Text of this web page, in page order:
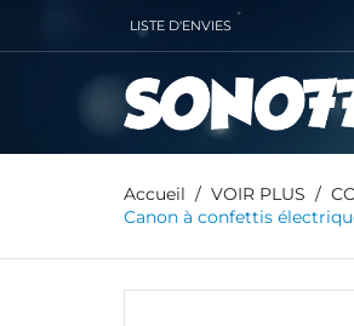
LISTE D'ENVIES
Accueil VOIR PLUS
Canon à confettis